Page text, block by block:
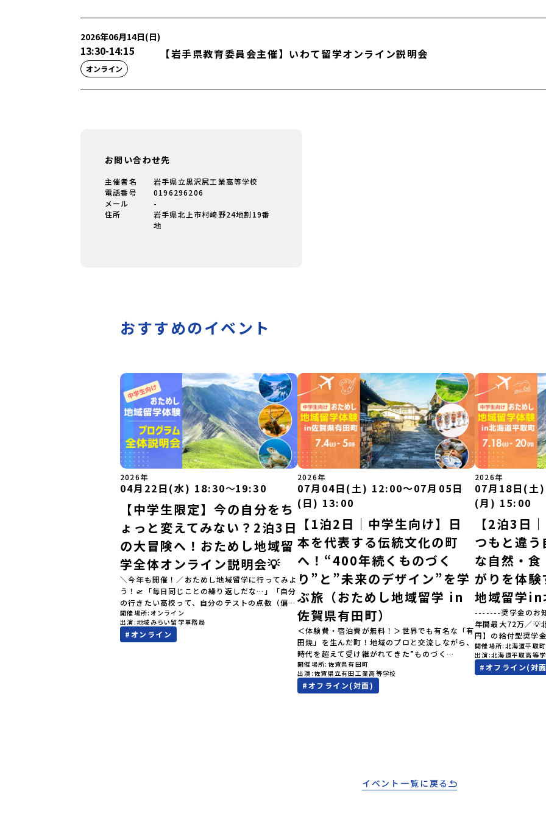
2026年06月14日(日)
13:30-14:15
オンライン
【岩手県教育委員会主催】いわて留学オンライン説明会
お問い合わせ先
主催者名
岩手県立黒沢尻工業高等学校
電話番号
0196296206
メール
-
住所
岩手県北上市村崎野24地割19番
地
おすすめのイベント
2026年
04月22日(水) 18:30〜19:30
【中学生限定】今の自分をち
ょっと変えてみない？2泊3日
の大冒険へ！おためし地域留
学全体オンライン説明会💡
＼今年も開催！／おためし地域留学に行ってみよ
う！🛫「毎日同じことの繰り返しだな…」「自分
の行きたい高校って、自分のテストの点数（偏差
値）で決めるしかないのかな？」スマホを見なが
ら、進路にモヤモヤしているそこのあなたへ！👀
テストの点数ではなく、あなたの「ワクワク（＝
開催場所 オンライン
出演 地域みらい留学事務局
#オンライン
2026年
07月04日(土) 12:00〜07月05日
(日) 13:00
【1泊2日｜中学生向け】日
本を代表する伝統文化の町
へ！“400年続くものづく
り”と”未来のデザイン”を学
ぶ旅（おためし地域留学 in
佐賀県有田町）
＜体験費・宿泊費が無料！＞世界でも有名な「有
田焼」を生んだ町！地域のプロと交流しながら、
時代を超えて受け継がれてきた”ものづく
り”や”デザイン”を探求しませんか？「地元以外
の暮らしや文化が気になる。いつか留学してみた
い！」「豊かな自然と伝統文化、町並みに興味が
ィールドは「佐賀県有田町（ありたちょう）」佐
賀県の西部にある有田町は、江戸時代から400年
開催場所 佐賀県有田町
出演 佐賀県立有田工業高等学校
#オフライン(対面)
2026年
07月18日(土
(月) 15:00
【2泊3日
つもと違
な自然・
がりを体
地域留学in
-------奨学金のお
年間最大72万／💡
円】の給付型奨学
す、あなたの未来
らから
費・宿泊費が無
開催場所 北海道平取町
出演 北海道平取高等
#オフライン(対
イベント一覧に戻る